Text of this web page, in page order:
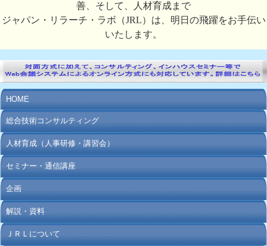
善、そして、人材育成まで
ジャパン・リラーチ・ラボ（JRL）は、明日の飛躍をお手伝い
いたします。
HOME
総合技術コンサルティング
人材育成（人事研修・講習会）
セミナー・通信講座
企画
解説・資料
ＪＲＬについて